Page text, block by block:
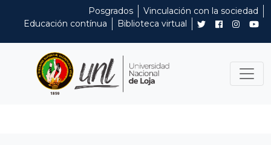
Posgrados
Vinculación con la sociedad
Educación contínua
Biblioteca virtual